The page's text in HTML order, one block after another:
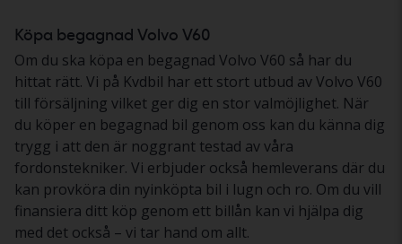
Köpa begagnad Volvo V60
Om du ska köpa en begagnad Volvo V60 så har du
hittat rätt. Vi på Kvdbil har ett stort utbud av Volvo V60
till försäljning vilket ger dig en stor valmöjlighet. När
du köper en begagnad bil genom oss kan du känna dig
trygg i att den är noggrant testad av våra
fordonstekniker. Vi erbjuder också hemleverans där du
kan provköra din nyinköpta bil i lugn och ro. Om du vill
finansiera ditt köp genom ett billån kan vi hjälpa dig
med det också – vi tar hand om allt.